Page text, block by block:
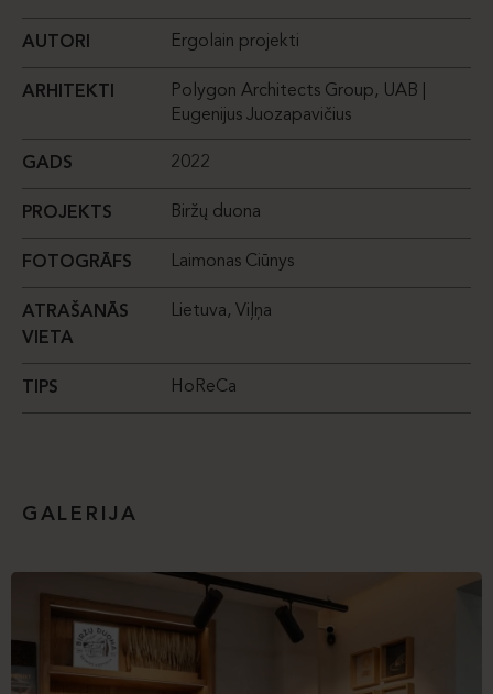
AUTORI Ergolain projekti
ARHITEKTI
Polygon Architects Group, UAB |
Eugenijus Juozapavičius
GADS 2022
PROJEKTS Biržų duona
FOTOGRĀFS Laimonas Ciūnys
ATRAŠANĀS
VIETA
Lietuva, Viļņa
TIPS HoReCa
GALERIJA